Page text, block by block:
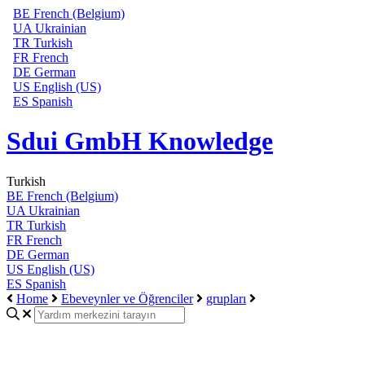
BE French (Belgium)
UA Ukrainian
TR Turkish
FR French
DE German
US English (US)
ES Spanish
Sdui GmbH Knowledge
Turkish
BE French (Belgium)
UA Ukrainian
TR Turkish
FR French
DE German
US English (US)
ES Spanish
Home
Ebeveynler ve Öğrenciler grupları